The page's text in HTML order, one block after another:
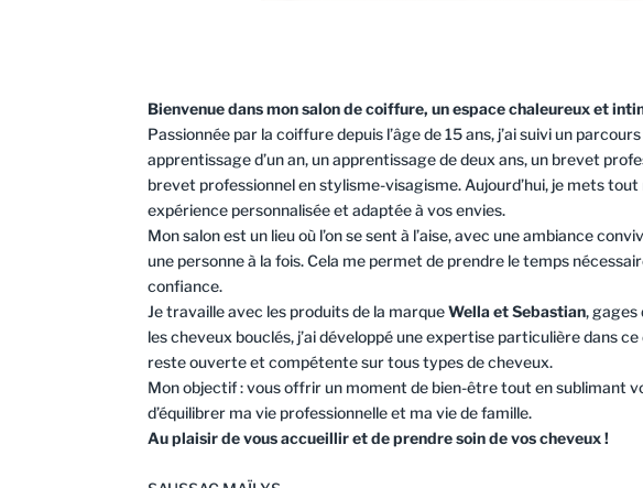
Bienvenue dans mon salon de coiffure, un espace chaleureux et
Passionnée par la coiffure depuis l’âge de 15 ans, j’ai suivi un
apprentissage d’un an, un apprentissage de deux ans, un brevet
brevet professionnel en stylisme-visagisme. Aujourd’hui, je mets
expérience personnalisée et adaptée à vos envies.
Mon salon est un lieu où l’on se sent à l’aise, avec une ambiance
une personne à la fois. Cela me permet de prendre le temps
confiance.
Je travaille avec les produits de la marqueWella et Sebastian, gages
les cheveux bouclés, j’ai développé une expertise particulière dans
reste ouverte et compétente sur tous types de cheveux.
Mon objectif : vous offrir un moment de bien-être tout en sublimant
d’équilibrer ma vie professionnelle et ma vie de famille.
Au plaisir de vous accueillir et de prendre soin de vos cheveux !